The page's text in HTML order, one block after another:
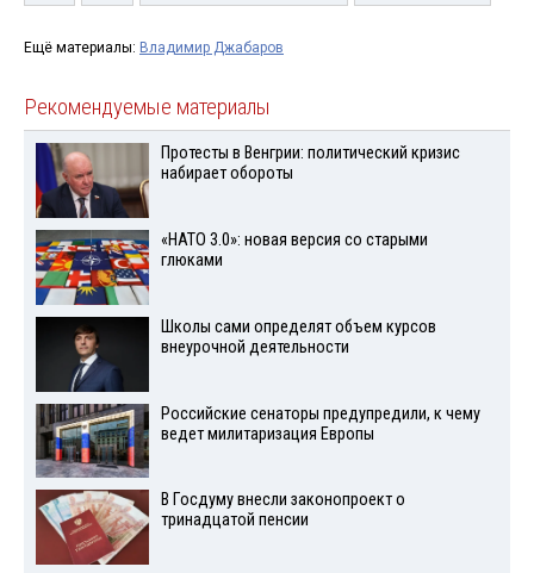
Ещё материалы: Владимир Джабаров
Рекомендуемые материалы
Протесты в Венгрии: политический кризис
набирает обороты
«НАТО 3.0»: новая версия со старыми
глюками
Школы сами определят объем курсов
внеурочной деятельности
Российские сенаторы предупредили, к чему
ведет милитаризация Европы
В Госдуму внесли законопроект о
тринадцатой пенсии